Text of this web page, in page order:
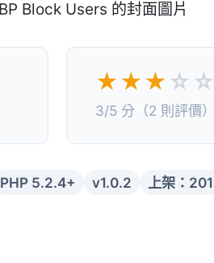
★★★ ☆☆
3/5 分（2 則評價）
PHP 5.2.4+ v1.0.2 上架：